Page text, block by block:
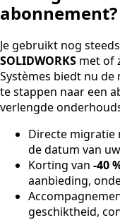
abonnement?
Je gebruikt nog
SOLIDWORKS met of
Systèmes biedt nu
te stappen naar een
verlengde
Directe migratie
de datum van
Korting van -40
aanbieding,
geschiktheid,